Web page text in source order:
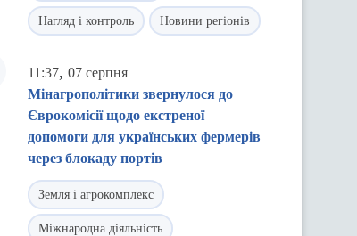
Нагляд і контроль Новини регіонів
11:37, 07 серпня
Мінагрополітики звернулося до
Єврокомісії щодо екстреної
допомоги для українських фермерів
через блокаду портів
Земля і агрокомплекс
Міжнародна діяльність